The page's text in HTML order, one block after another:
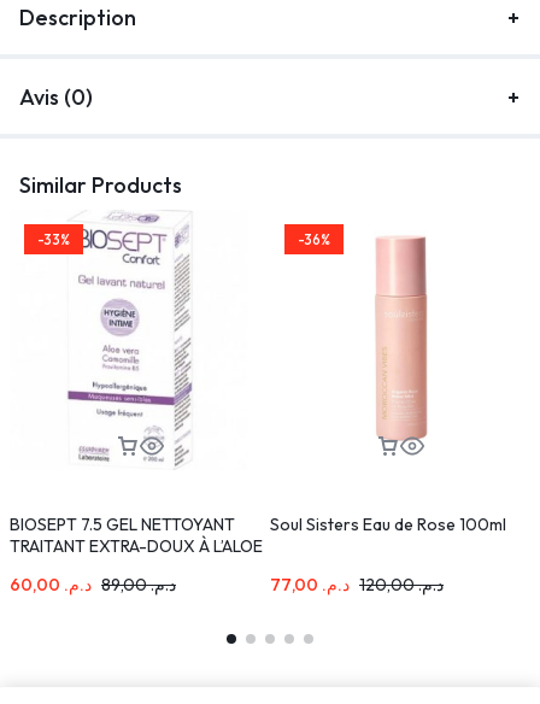
Description
Avis (0)
Similar Products
-33%
BIOSEPT 7.5 GEL NETTOYANT
TRAITANT EXTRA-DOUX À L’ALOE
د.م. د.م.89,00
-36%
Soul Sisters Eau de Rose 100ml
د.م. د.م.120,00